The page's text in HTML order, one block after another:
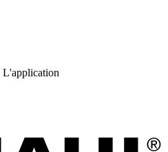
L'application